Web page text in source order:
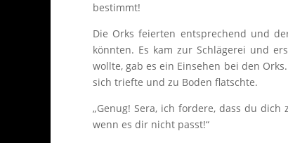
bestimmt!
Die Orks feierten entsprechend und
könnten. Es kam zur Schlägerei und
wollte, gab es ein Einsehen bei den
sich triefte und zu Boden flatschte.
„Genug! Sera, ich fordere, dass du
wenn es dir nicht passt!“